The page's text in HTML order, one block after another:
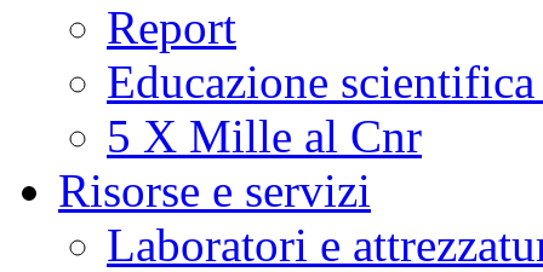
Report
Educazione
5 X Mille al Cnr
Risorse e servizi
Laboratori e